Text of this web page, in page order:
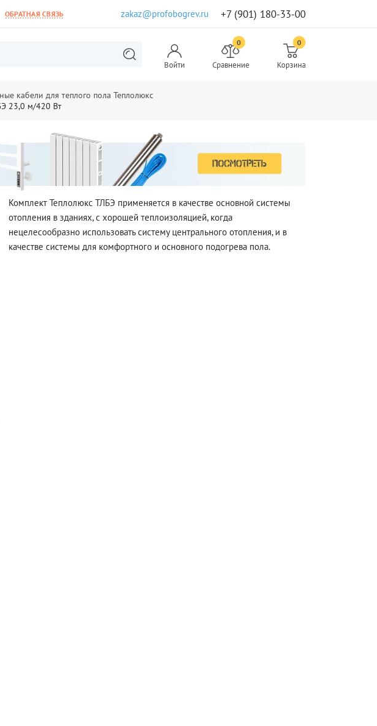
ОБРАТНАЯ СВЯЗЬ zakaz@profobogrev.ru +7 (901) 180-33-00
Войти
0
Сравнение
0
Корзина
кабели для теплого пола Теплолюкс
23,0 м/420 Вт
Комплект Теплолюкс ТЛБЭ применяется в качестве основной системы
отопления в зданиях, с хорошей теплоизоляцией, когда
нецелесообразно использовать систему центрального отопления, и в
качестве системы для комфортного и основного подогрева пола.